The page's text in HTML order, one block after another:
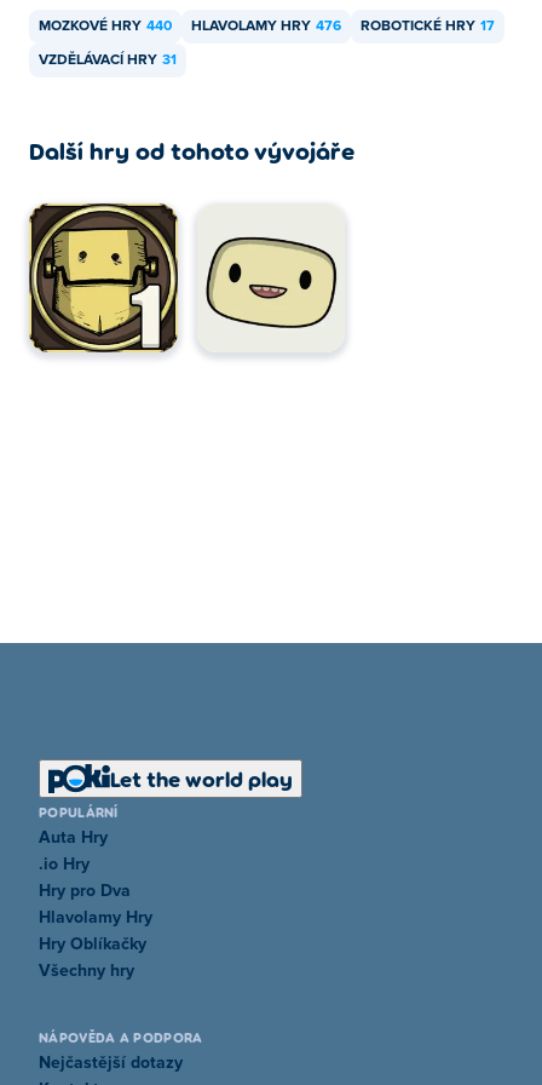
MOZKOVÉ HRY 440 HLAVOLAMY HRY 476 ROBOTICKÉ HRY 17
VZDĚLÁVACÍ HRY 31
Další hry od tohoto vývojáře
Let the world play
POPULÁRNÍ
Auta Hry
.io Hry
Hry pro Dva
Hlavolamy Hry
Hry Oblíkačky
Všechny hry
NÁPOVĚDA A PODPORA
Nejčastější dotazy